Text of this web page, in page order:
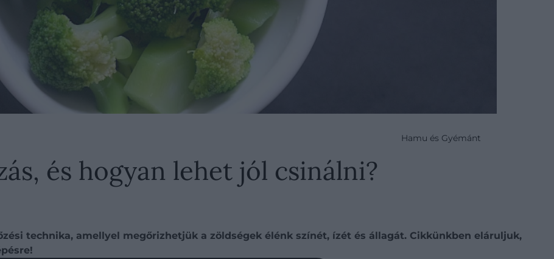
Hamu és Gyémánt
és hogyan lehet jól csinálni?
technika, amellyel megőrizhetjük a zöldségek élénk színét, ízét és állagát. Cikkünkben eláruljuk,